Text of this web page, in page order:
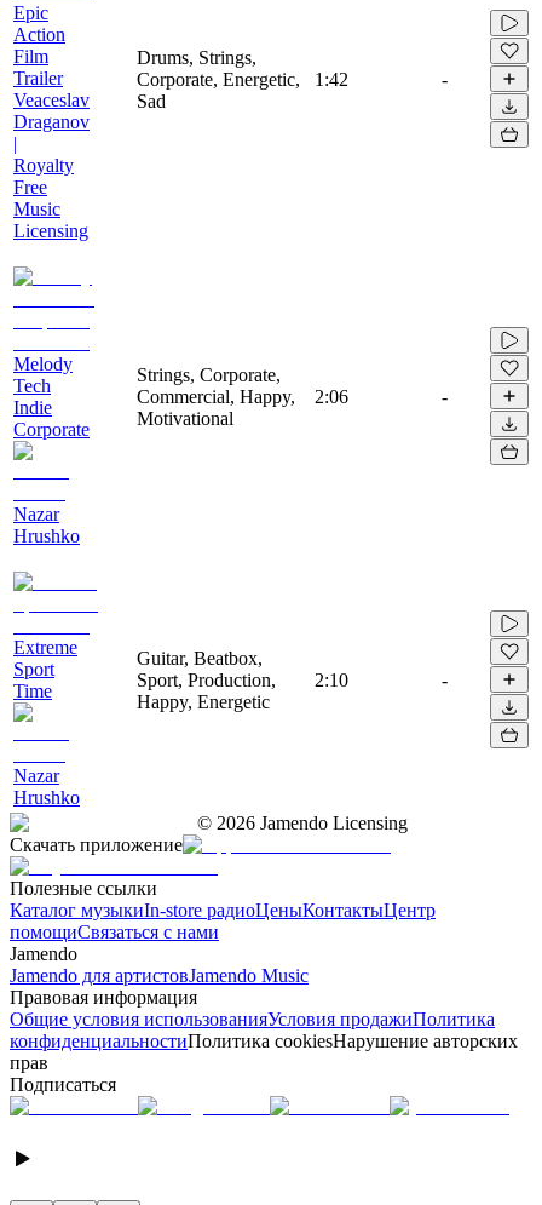
Epic
Action
Film
Trailer
Veaceslav
Draganov
|
Royalty
Free
Music
Licensing
Drums, Strings,
Corporate, Energetic,
Sad
1:42 -
Melody
Tech
Indie
Corporate
Nazar
Hrushko
Strings, Corporate,
Commercial, Happy,
Motivational
2:06 -
Extreme
Sport
Time
Nazar
Hrushko
Guitar, Beatbox,
Sport, Production,
Happy, Energetic
2:10 -
© 2026 Jamendo Licensing
Скачать приложение
Полезные ссылки
Каталог музыкиIn-store радиоЦеныКонтактыЦентр
помощиСвязаться с нами
Jamendo
Jamendo для артистовJamendo Music
Правовая информация
Общие условия использованияУсловия продажиПолитика
конфиденциальностиПолитика cookiesНарушение авторских
прав
Подписаться